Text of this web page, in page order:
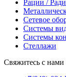
Рации /
Сетевое
Системы
Системы
Стеллажи
Свяжитесь с нами